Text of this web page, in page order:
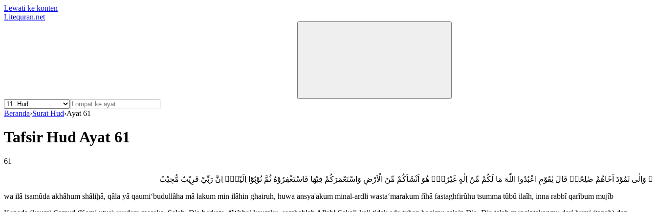
Lewati ke konten
Litequran.net
Beranda›Surat Hud›Ayat 61
Tafsir Hud Ayat 61
61
۞ وَاِلٰى ثَمُوْدَ اَخَاهُمْ صٰلِحًاۘ قَالَ يٰقَوْمِ اعْبُدُوا اللّٰهَ مَا لَكُمْ مِّنْ اِلٰهٍ غَيْرُهٗۗ هُوَ اَنْشَاَكُمْ مِّنَ الْاَرْضِ وَاسْتَعْمَرَكُمْ فِيْهَا فَاسْتَغْفِرُوْهُ ثُمَّ تُوْبُوْٓا اِلَيْهِۗ اِنَّ رَبِّيْ قَرِيْبٌ مُّجِيْبٌ
wa ilâ tsamûda akhâhum shâliḫâ, qâla yâ qaumi‘budullâha mâ lakum min ilâhin ghairuh, huwa ansya'akum minal-ardli wasta‘marakum fîhâ fastaghfirûhu tsumma tûbû ilaîh, inna rabbî qarîbum mujîb